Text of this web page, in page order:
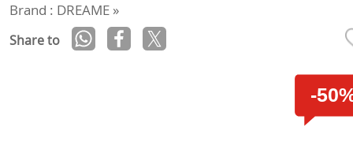
Brand : DREAME »
Share to
-